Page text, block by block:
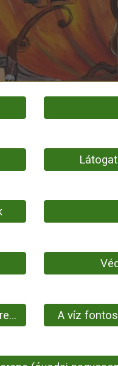
Apró lépések az iskolai konyhakert létrehozásához (óvodai nagycsoport) A víz